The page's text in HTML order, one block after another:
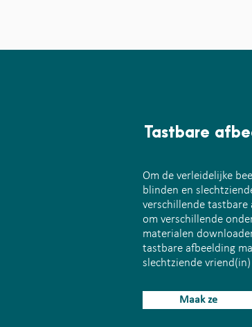
Tastbare
Om de verleidelijke
blinden en
verschillende
om verschillende
materialen
tastbare afbeelding
slechtziende
Maak ze